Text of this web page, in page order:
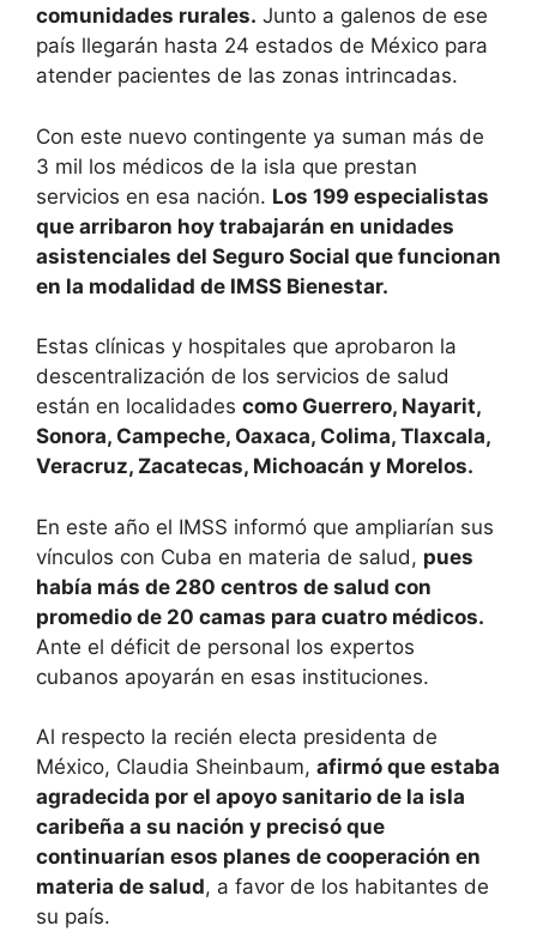
comunidades rurales. Junto a galenos de ese
país llegarán hasta 24 estados de México para
atender pacientes de las zonas intrincadas.
Con este nuevo contingente ya suman más de
3 mil los médicos de la isla que prestan
servicios en esa nación. Los 199 especialistas
que arribaron hoy trabajarán en unidades
asistenciales del Seguro Social que funcionan
en la modalidad de IMSS Bienestar.
Estas clínicas y hospitales que aprobaron la
descentralización de los servicios de salud
están en localidades como Guerrero, Nayarit,
Sonora, Campeche, Oaxaca, Colima, Tlaxcala,
Veracruz, Zacatecas, Michoacán y Morelos.
En este año el IMSS informó que ampliarían sus
vínculos con Cuba en materia de salud, pues
había más de 280 centros de salud con
promedio de 20 camas para cuatro médicos.
Ante el déficit de personal los expertos
cubanos apoyarán en esas instituciones.
Al respecto la recién electa presidenta de
México, Claudia Sheinbaum, afirmó que estaba
agradecida por el apoyo sanitario de la isla
caribeña a su nación y precisó que
continuarían esos planes de cooperación en
materia de salud, a favor de los habitantes de
su país.